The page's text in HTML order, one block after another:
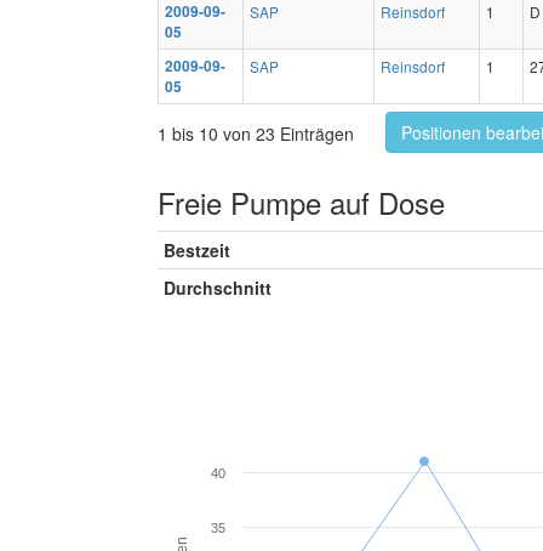
2009-09-
05
SAP Reinsdorf 1 D
2009-09-
05
SAP Reinsdorf 1
1 bis 10 von 23 Einträgen Positionen
Freie Pumpe auf Dose
Bestzeit
Durchschnitt
35
40